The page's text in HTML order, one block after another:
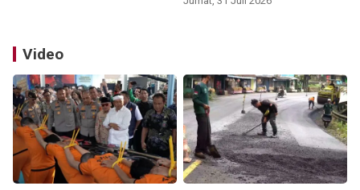
Video